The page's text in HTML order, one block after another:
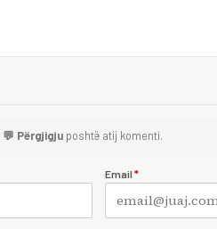
💬 Përgjigju poshtë atij komenti.
Email *